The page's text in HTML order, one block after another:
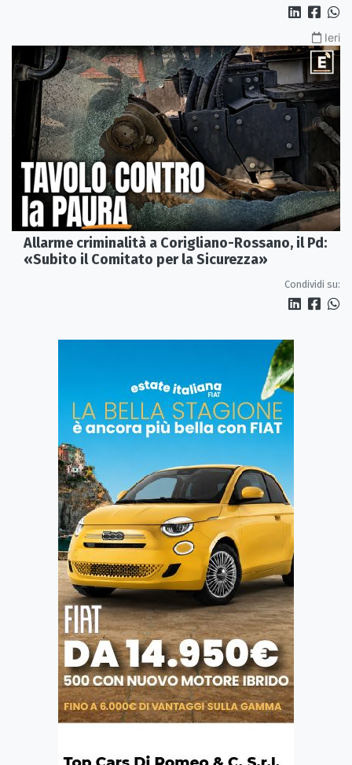
Ieri
Allarme criminalità a Corigliano-Rossano, il Pd:
«Subito il Comitato per la Sicurezza»
Condividi su: